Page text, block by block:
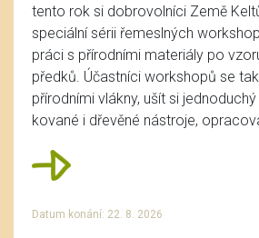
tento rok si dobrovolníci Země
speciální sérii řemeslných
práci s přírodními materiály po
předků. Účastníci workshopů se
přírodními vlákny, ušít si
kované i dřevěné nástroje,
Datum konání: 22. 8. 2026